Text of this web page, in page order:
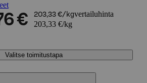
€ 203,33 €/kgvertailuhinta
203,33 €/kg
Valitse toimitustapa